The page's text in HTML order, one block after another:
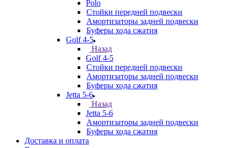
Polo
Стойки передней подвески
Амортизаторы задней подвески
Буферы хода сжатия
Golf 4-5
Назад
Golf 4-5
Стойки передней подвески
Амортизаторы задней подвески
Буферы хода сжатия
Jetta 5-6
Назад
Jetta 5-6
Амортизаторы задней подвески
Буферы хода сжатия
Доставка и оплата